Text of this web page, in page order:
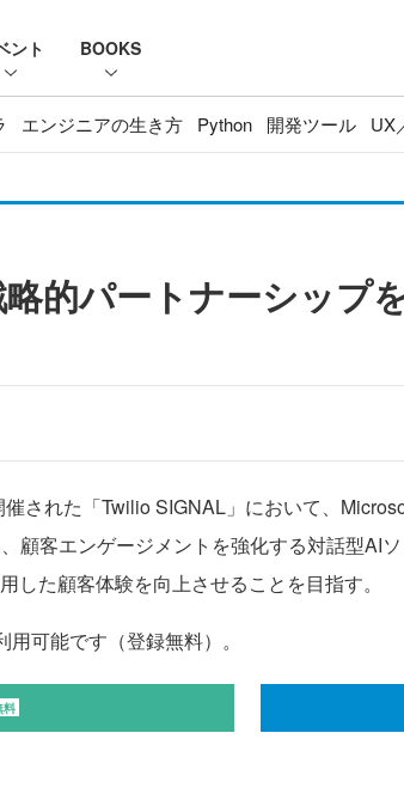
ント BOOKS
エンジニアの生き方 Python 開発ツール UX
的パートナーシップ
された「Twilio SIGNAL」において、
顧客エンゲージメントを強化する対話型AI
た顧客体験を向上させることを目指す。
可能です（登録無料）。
料